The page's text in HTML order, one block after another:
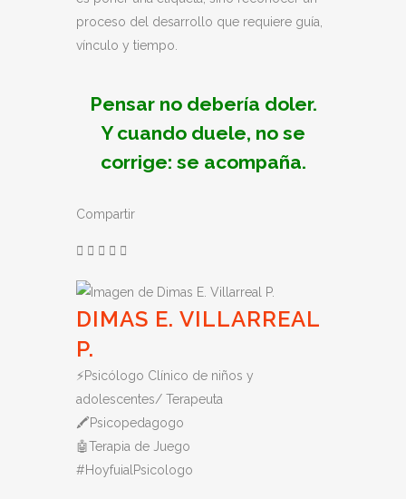
proceso del desarrollo que requiere guía,
vínculo y tiempo.
Pensar no debería doler.
Y cuando duele, no se
corrige: se acompaña.
Compartir
DIMAS E. VILLARREAL
P.
⚡️Psicólogo Clínico de niños y
adolescentes/ Terapeuta
🖍Psicopedagogo
🤖Terapia de Juego
#HoyfuialPsicologo